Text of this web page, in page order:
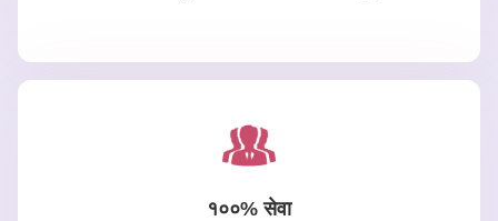
१००% सेवा